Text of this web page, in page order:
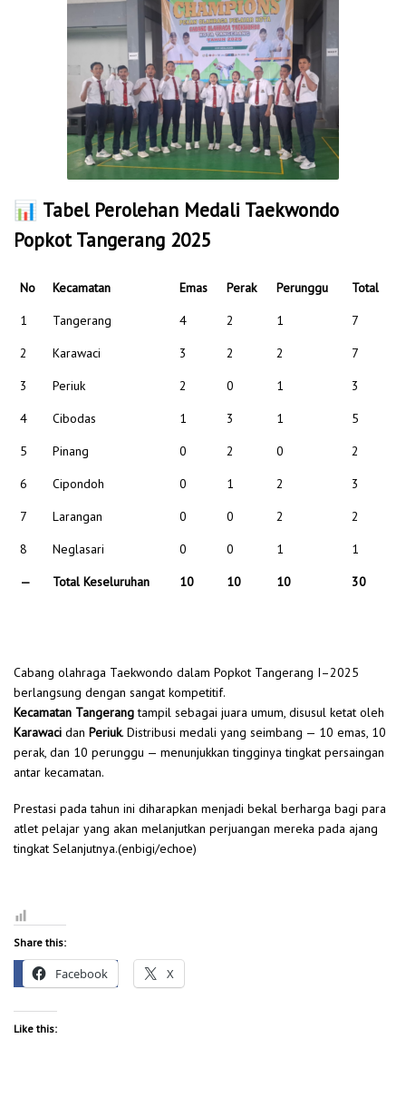
📊 Tabel Perolehan Medali Taekwondo
Popkot Tangerang 2025
No Kecamatan Emas Perak Perunggu
Total
1
Tangerang 4 2 1
7
2
Karawaci 3 2 2
7
3
Periuk 2 0 1
3
4
Cibodas 1 3 1
5
5
Pinang 0 2 0
2
6
Cipondoh 0 1 2
3
7
Larangan 0 0 2
2
8
Neglasari 0 0 1
1
—
Total Keseluruhan 10 10 10 30
Cabang olahraga Taekwondo dalam Popkot Tangerang I–2025
berlangsung dengan sangat kompetitif.
Kecamatan Tangerangtampil sebagai juara umum, disusul ketat oleh
Karawaci dan Periuk. Distribusi medali yang seimbang — 10 emas, 10
perak, dan 10 perunggu — menunjukkan tingginya tingkat persaingan
antar kecamatan.
Prestasi pada tahun ini diharapkan menjadi bekal berharga bagi para
atlet pelajar yang akan melanjutkan perjuangan mereka pada ajang
tingkat Selanjutnya.(enbigi/echoe)
Share this:
Facebook X
Like this: